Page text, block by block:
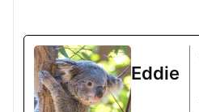
Eddie